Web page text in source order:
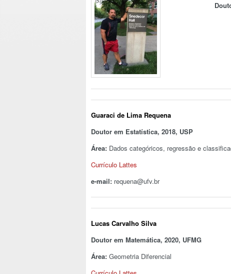
Guaraci de Lima Requena
Doutor em Estatística, 2018, USP
Área: Dados categóricos, regressão e
Currículo Lattes
e-mail: requena@ufv.br
Lucas Carvalho Silva
Doutor em Matemática, 2020, UFMG
Área: Geometria Diferencial